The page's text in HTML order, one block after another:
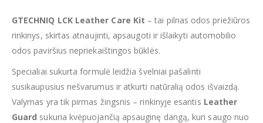
GTECHNIQ LCK Leather Care Kit – tai pilnas odos priežiūros
rinkinys, skirtas atnaujinti, apsaugoti ir išlaikyti automobilio
odos paviršius nepriekaištingos būklės.
Specialiai sukurta formulė leidžia švelniai pašalinti
susikaupusius nešvarumus ir atkurti natūralią odos išvaizdą.
Valymas yra tik pirmas žingsnis – rinkinyje esantis Leather
Guard sukuria kvėpuojančią apsauginę dangą, kuri saugo nuo